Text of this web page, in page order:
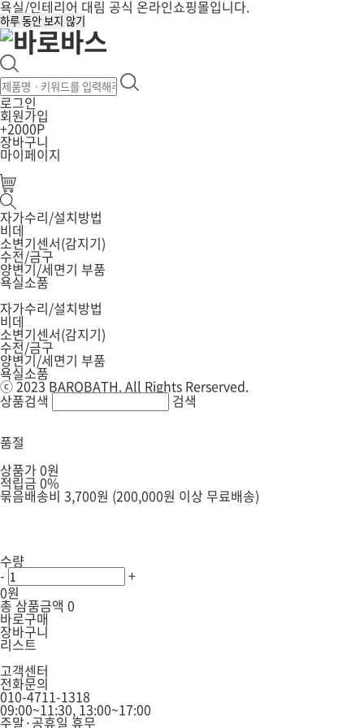
욕실/인테리어 대림 공식 온라인쇼핑몰입니다.
하루 동안 보지 않기
로그인
회원가입
+2000P
장바구니
마이페이지
자가수리/설치방법
비데
소변기센서(감지기)
수전/금구
양변기/세면기 부품
욕실소품
자가수리/설치방법
비데
소변기센서(감지기)
수전/금구
양변기/세면기 부품
욕실소품
ⓒ 2023 BAROBATH. All Rights Rerserved.
상품검색 검색
품절
상품가0원
적립금 0%
묶음배송비 3,700원 (200,000원 이상 무료배송)
수량
-
+
0원
총 삼품금액 0
바로구매
장바구니
리스트
고객센터
전화문의
010-4711-1318
09:00~11:30, 13:00~17:00
주말·공휴일 휴무